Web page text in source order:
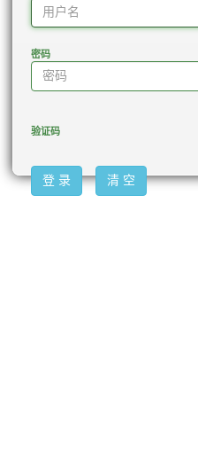
密码
验证码
登 录 清 空